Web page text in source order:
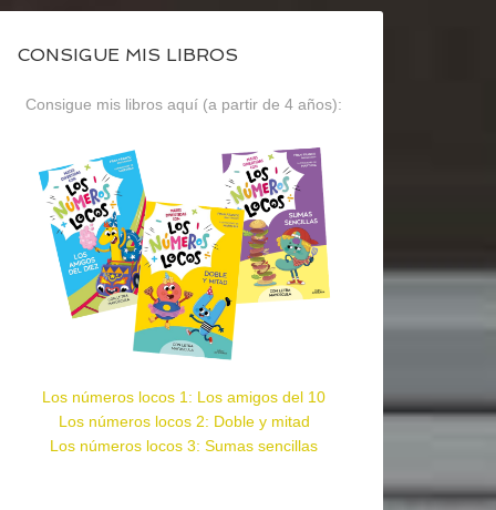
CONSIGUE MIS LIBROS
Consigue mis libros aquí (a partir de 4 años):
Los números locos 1: Los amigos del 10
Los números locos 2: Doble y mitad
Los números locos 3: Sumas sencillas